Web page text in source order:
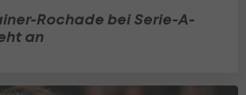
Rochade bei Serie-A-
an